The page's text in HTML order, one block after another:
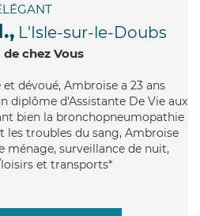
L'Isle-sur-le-Doubs
chez Vous
dévoué, Ambroise a 23 ans
diplôme d'Assistante De Vie aux
bien la bronchopneumopathie
troubles du sang, Ambroise
ménage, surveillance de nuit,
et transports*